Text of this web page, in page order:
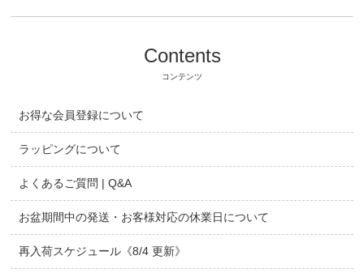
Contents
コンテンツ
お得な会員登録について
ラッピングについて
よくあるご質問 | Q&A
お盆期間中の発送・お客様対応の休業日について
再入荷スケジュール《8/4 更新》